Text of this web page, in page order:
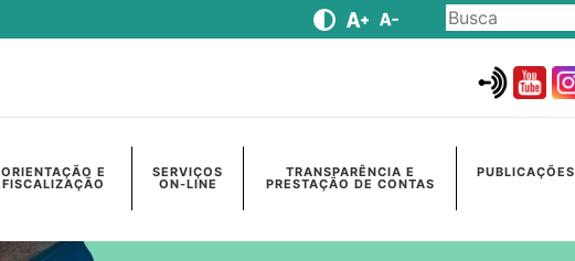
ORIENTAÇÃO E
FISCALIZAÇÃO
SERVIÇOS
ON-LINE
TRANSPARÊNCIA E
PRESTAÇÃO DE CONTAS
PUBLICAÇÕES